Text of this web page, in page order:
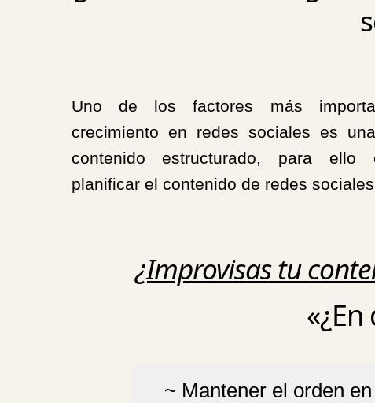
Uno de los factores más
crecimiento en redes sociales es
contenido estructurado, para ello
planificar el contenido de redes
¿Improvisas tu
~ Mantener el orden